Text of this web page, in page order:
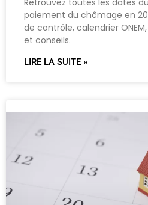
Retrouvez toutes les dates
paiement du chômage en
de contrôle, calendrier
et conseils.
LIRE LA SUITE »